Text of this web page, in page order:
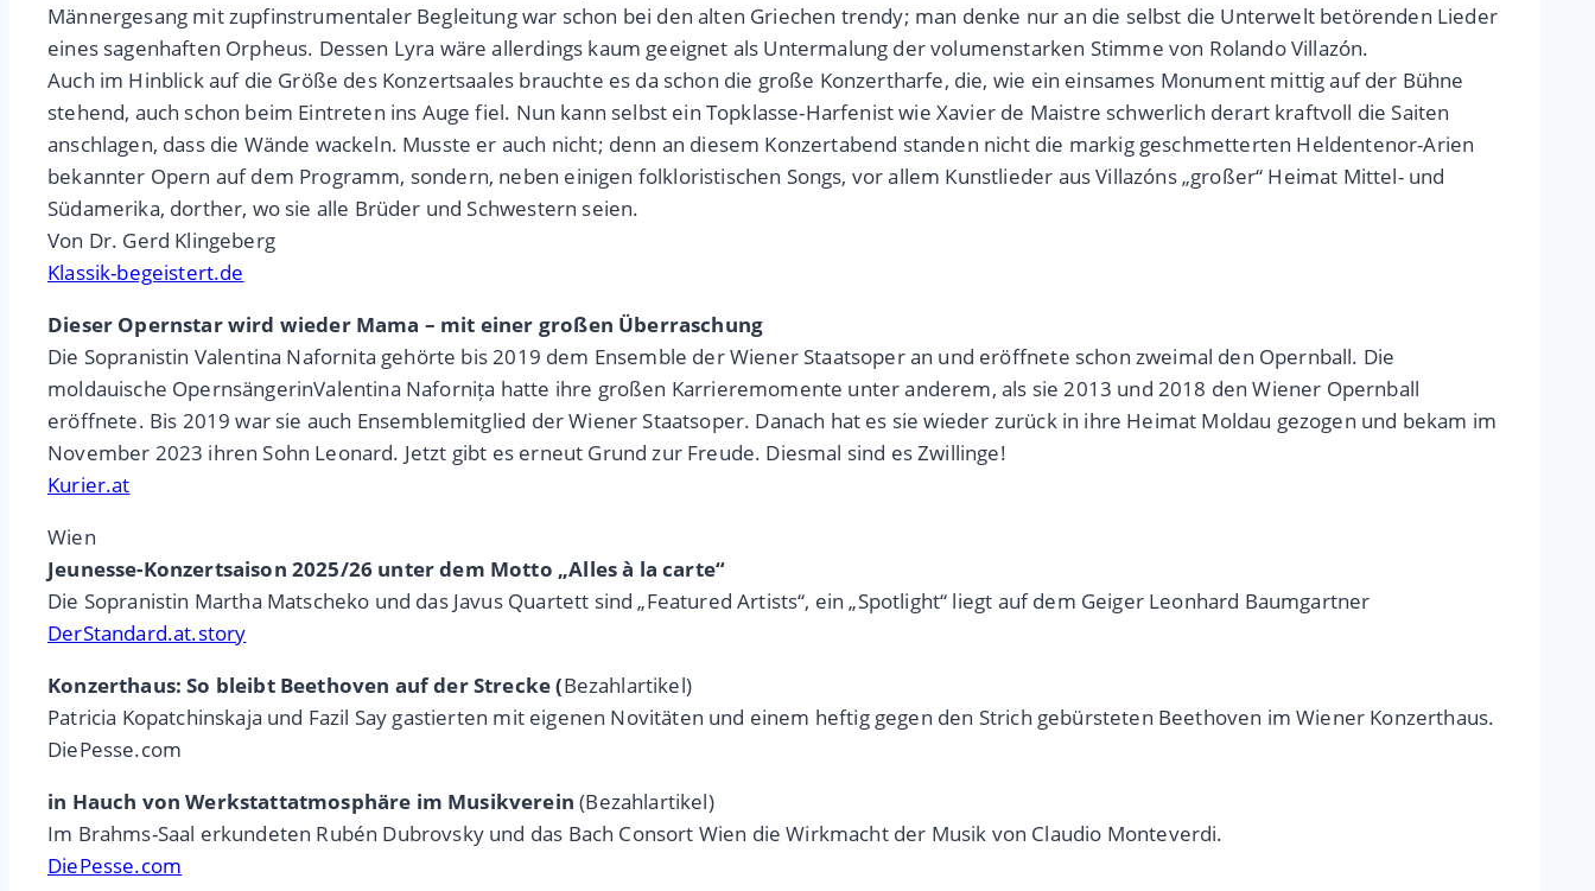
Männergesang mit zupfinstrumentaler Begleitung war schon bei den alten Griechen trendy; man denke nur an die selbst die Unterwelt betörenden Lieder
eines sagenhaften Orpheus. Dessen Lyra wäre allerdings kaum geeignet als Untermalung der volumenstarken Stimme von Rolando Villazón.
Auch im Hinblick auf die Größe des Konzertsaales brauchte es da schon die große Konzertharfe, die, wie ein einsames Monument mittig auf der Bühne
stehend, auch schon beim Eintreten ins Auge fiel. Nun kann selbst ein Topklasse-Harfenist wie Xavier de Maistre schwerlich derart kraftvoll die Saiten
anschlagen, dass die Wände wackeln. Musste er auch nicht; denn an diesem Konzertabend standen nicht die markig geschmetterten Heldentenor-Arien
bekannter Opern auf dem Programm, sondern, neben einigen folkloristischen Songs, vor allem Kunstlieder aus Villazóns „großer“ Heimat Mittel- und
Südamerika, dorther, wo sie alle Brüder und Schwestern seien.
Von Dr. Gerd Klingeberg
Klassik-begeistert.de
Dieser Opernstar wird wieder Mama – mit einer großen Überraschung
Die Sopranistin Valentina Nafornita gehörte bis 2019 dem Ensemble der Wiener Staatsoper an und eröffnete schon zweimal den Opernball. Die
moldauische OpernsängerinValentina Nafornița hatte ihre großen Karrieremomente unter anderem, als sie 2013 und 2018 den Wiener Opernball
eröffnete. Bis 2019 war sie auch Ensemblemitglied der Wiener Staatsoper. Danach hat es sie wieder zurück in ihre Heimat Moldau gezogen und bekam im
November 2023 ihren Sohn Leonard. Jetzt gibt es erneut Grund zur Freude. Diesmal sind es Zwillinge!
Kurier.at
Wien
Jeunesse-Konzertsaison 2025/26 unter dem Motto „Alles à la carte“
Die Sopranistin Martha Matscheko und das Javus Quartett sind „Featured Artists“, ein „Spotlight“ liegt auf dem Geiger Leonhard Baumgartner
DerStandard.at.story
Konzerthaus: So bleibt Beethoven auf der Strecke (Bezahlartikel)
Patricia Kopatchinskaja und Fazil Say gastierten mit eigenen Novitäten und einem heftig gegen den Strich gebürsteten Beethoven im Wiener Konzerthaus.
DiePesse.com
in Hauch von Werkstattatmosphäre im Musikverein (Bezahlartikel)
Im Brahms-Saal erkundeten Rubén Dubrovsky und das Bach Consort Wien die Wirkmacht der Musik von Claudio Monteverdi.
DiePesse.com